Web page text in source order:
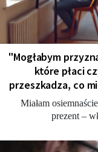
"Мogłabym
które płaci
przeszkadza, co
Miałam
prezent –